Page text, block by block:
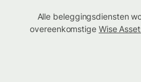
Alle beleggingsdiensten
overeenkomstige Wise